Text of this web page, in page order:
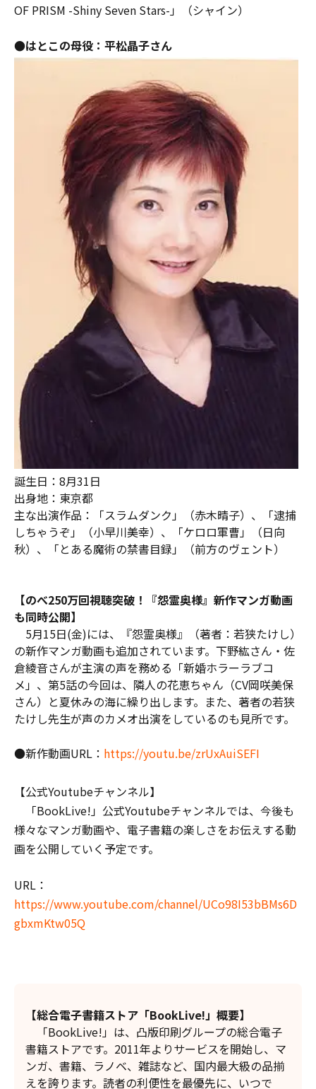
OF PRISM -Shiny Seven Stars-」（シャイン）
●はとこの母役： 平松晶子さん
誕生日：8月31日
出身地：東京都
主な出演作品：「スラムダンク」（赤木晴子）、「逮捕
しちゃうぞ」（小早川美幸）、「ケロロ軍曹」（日向
秋）、「とある魔術の禁書目録」（前方のヴェント）
【のべ250万回視聴突破！『怨霊奥様』新作マンガ動画
も同時公開】
5月15日(金)には、『怨霊奥様』（著者：若狭たけし）
の新作マンガ動画も追加されています。下野紘さん・佐
倉綾音さんが主演の声を務める「新婚ホラーラブコ
メ」、第5話の今回は、隣人の花恵ちゃん（CV岡咲美保
さん）と夏休みの海に繰り出します。また、著者の若狭
たけし先生が声のカメオ出演をしているのも見所です。
●新作動画URL： https://youtu.be/zrUxAuiSEFI
【公式Youtubeチャンネル】
「BookLive!」公式Youtubeチャンネルでは、今後も
様々なマンガ動画や、電子書籍の楽しさをお伝えする動
画を公開していく予定です。
URL：
https://www.youtube.com/channel/UCo98I53bBMs6D
gbxmKtw05Q
【総合電子書籍ストア「BookLive!」概要】
「BookLive!」は、凸版印刷グループの総合電子
書籍ストアです。2011年よりサービスを開始し、マ
ンガ、書籍、ラノベ、雑誌など、国内最大級の品揃
えを誇ります。読者の利便性を最優先に、いつで